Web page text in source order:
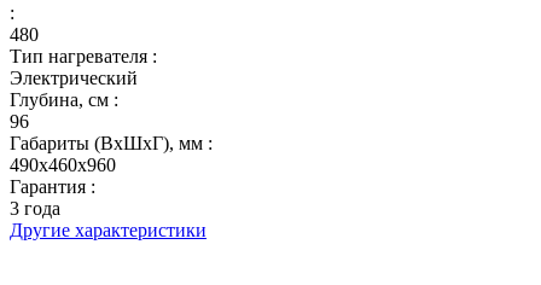
:
480
Тип нагревателя :
Электрический
Глубина, см :
96
Габариты (ВхШхГ), мм :
490х460х960
Гарантия :
3 года
Другие характеристики